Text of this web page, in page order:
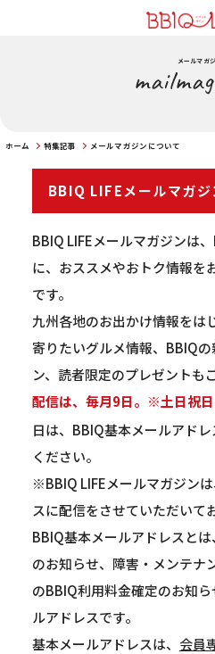
メールマガ
ホーム 特集記事 メールマガジンについて
BBIQ LIFEメールマガジ
BBIQ LIFEメールマガジンは
に、おススメやおトク情報を
です。
九州各地のお出かけ情報をは
寄りたいグルメ情報、BBIQ
ン、読者限定のプレゼントも
配信は、毎月9日。 ※土日祝
日は、BBIQ基本メールアドレ
ください。
※BBIQ LIFEメールマガジン
スに配信をさせていただいて
BBIQ基本メールアドレスと
のお知らせ、障害・メンテナ
のBBIQ利用料金確定のお知
ルアドレスです。
基本メールアドレスは、 会員